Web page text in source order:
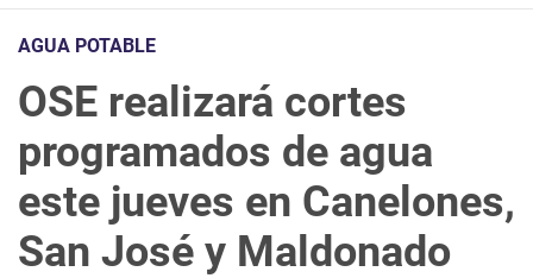
AGUA POTABLE
OSE realizará cortes
programados de agua
este jueves en Canelones,
San José y Maldonado